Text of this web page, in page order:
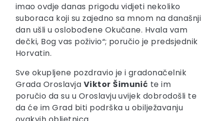
imao ovdje danas prigodu vidjeti nekoliko
suboraca koji su zajedno sa mnom na današnji
dan ušli u oslobođene Okučane. Hvala vam
dečki, Bog vas poživio“; poručio je predsjednik
Horvatin.
Sve okupljene pozdravio je i gradonačelnik
Grada Oroslavja Viktor Šimunić te im
poručio da su u Oroslavju uvijek dobrodošli te
da će im Grad biti podrška u obilježavanju